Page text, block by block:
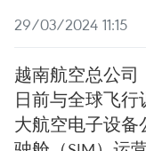
29/03/2024 11:15
越南航空总公司
日前与全球飞
大航空电子设备